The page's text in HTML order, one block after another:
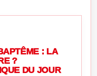
: LA
?
DU JOUR